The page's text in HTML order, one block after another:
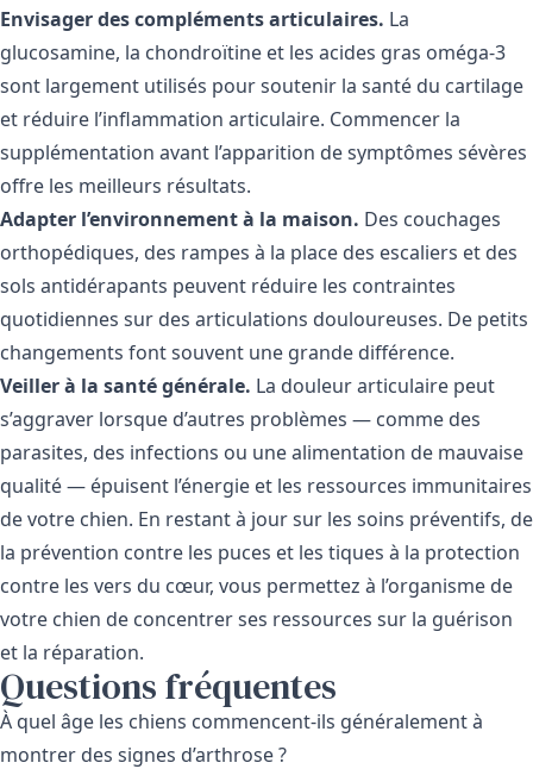
Envisager des compléments articulaires. La
glucosamine, la chondroïtine et les acides gras oméga-3
sont largement utilisés pour soutenir la santé du cartilage
et réduire l’inflammation articulaire. Commencer la
supplémentation avant l’apparition de symptômes sévères
offre les meilleurs résultats.
Adapter l’environnement à la maison. Des couchages
orthopédiques, des rampes à la place des escaliers et des
sols antidérapants peuvent réduire les contraintes
quotidiennes sur des articulations douloureuses. De petits
changements font souvent une grande différence.
Veiller à la santé générale. La douleur articulaire peut
s’aggraver lorsque d’autres problèmes — comme des
parasites, des infections ou une alimentation de mauvaise
qualité — épuisent l’énergie et les ressources immunitaires
de votre chien. En restant à jour sur les soins préventifs, de
la prévention contre les puces et les tiques à la protection
contre les vers du cœur, vous permettez à l’organisme de
votre chien de concentrer ses ressources sur la guérison
et la réparation.
Questions fréquentes
À quel âge les chiens commencent-ils généralement à
montrer des signes d’arthrose ?